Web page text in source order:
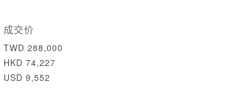
成交价
TWD 288,000
HKD 74,227
USD 9,552